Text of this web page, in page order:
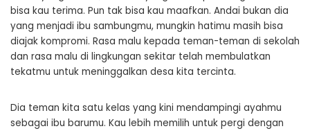
bisa kau terima. Pun tak bisa kau maafkan. Andai bukan dia
yang menjadi ibu sambungmu, mungkin hatimu masih bisa
diajak kompromi. Rasa malu kepada teman-teman di sekolah
dan rasa malu di lingkungan sekitar telah membulatkan
tekatmu untuk meninggalkan desa kita tercinta.
Dia teman kita satu kelas yang kini mendampingi ayahmu
sebagai ibu barumu. Kau lebih memilih untuk pergi dengan